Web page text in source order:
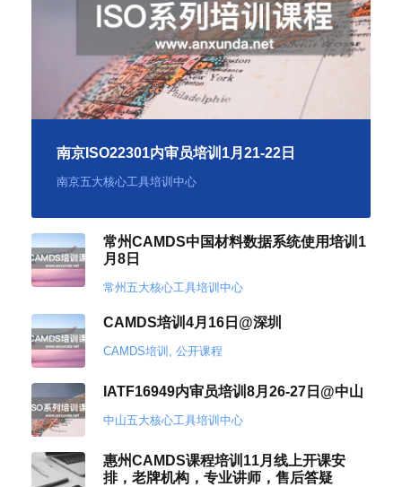
南京ISO22301内审员培训1月21-22日
南京五大核心工具培训中心
常州CAMDS中国材料数据系统使用培训1
月8日
常州五大核心工具培训中心
CAMDS培训4月16日@深圳
CAMDS培训 , 公开课程
IATF16949内审员培训8月26-27日@中山
中山五大核心工具培训中心
惠州CAMDS课程培训11月线上开课安
排，老牌机构，专业讲师，售后答疑